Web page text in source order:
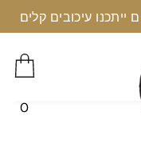
עיכובים קלים
0